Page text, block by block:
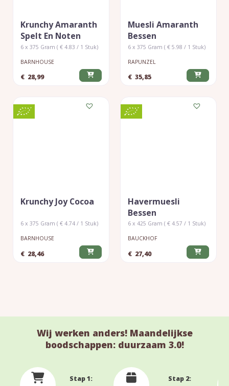
Krunchy Amaranth
Spelt En Noten
6 x 375 Gram ( € 4.83 / 1 Stuk)
BARNHOUSE
€ 28,99
Muesli Amaranth
Bessen
6 x 375 Gram ( € 5.98 / 1 Stuk)
RAPUNZEL
€ 35,85
Krunchy Joy Cocoa
6 x 375 Gram ( € 4.74 / 1 Stuk)
BARNHOUSE
€ 28,46
Havermuesli
Bessen
6 x 425 Gram ( € 4.57 / 1 Stuk)
BAUCKHOF
€ 27,40
Wij werken anders! Maandelijkse
boodschappen: duurzaam 3.0!
Stap 1:
Stap 2: